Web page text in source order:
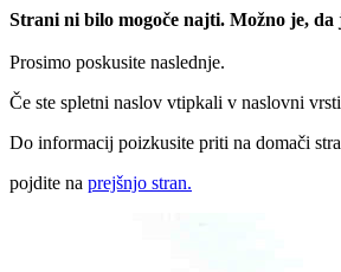
Strani ni bilo mogoče najti. Možno je,
Prosimo poskusite naslednje.
Če ste spletni naslov vtipkali v naslovni
Do informacij poizkusite priti na domači
pojdite na prejšnjo stran.